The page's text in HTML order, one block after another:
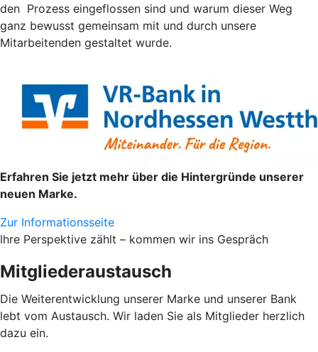
den Prozess eingeflossen sind und warum dieser Weg
ganz bewusst gemeinsam mit und durch unsere
Mitarbeitenden gestaltet wurde.
Erfahren Sie jetzt mehr über die Hintergründe unserer
neuen Marke.
Zur Informationsseite
Ihre Perspektive zählt – kommen wir ins Gespräch
Mitgliederaustausch
Die Weiterentwicklung unserer Marke und unserer Bank
lebt vom Austausch. Wir laden Sie als Mitglieder herzlich
dazu ein.